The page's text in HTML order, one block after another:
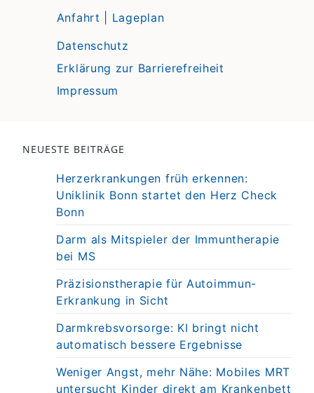
Anfahrt | Lageplan
Datenschutz
Erklärung zur Barrierefreiheit
Impressum
NEUESTE BEITRÄGE
Herzerkrankungen früh erkennen:
Uniklinik Bonn startet den Herz Check
Bonn
Darm als Mitspieler der Immuntherapie
bei MS
Präzisionstherapie für Autoimmun-
Erkrankung in Sicht
Darmkrebsvorsorge: KI bringt nicht
automatisch bessere Ergebnisse
Weniger Angst, mehr Nähe: Mobiles MRT
untersucht Kinder direkt am Krankenbett